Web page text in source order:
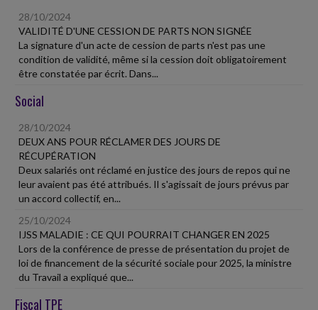
28/10/2024
VALIDITÉ D'UNE CESSION DE PARTS NON SIGNÉE
La signature d'un acte de cession de parts n'est pas une
condition de validité, même si la cession doit obligatoirement
être constatée par écrit. Dans...
Social
28/10/2024
DEUX ANS POUR RÉCLAMER DES JOURS DE
RÉCUPÉRATION
Deux salariés ont réclamé en justice des jours de repos qui ne
leur avaient pas été attribués. Il s'agissait de jours prévus par
un accord collectif, en...
25/10/2024
IJSS MALADIE : CE QUI POURRAIT CHANGER EN 2025
Lors de la conférence de presse de présentation du projet de
loi de financement de la sécurité sociale pour 2025, la ministre
du Travail a expliqué que...
Fiscal TPE